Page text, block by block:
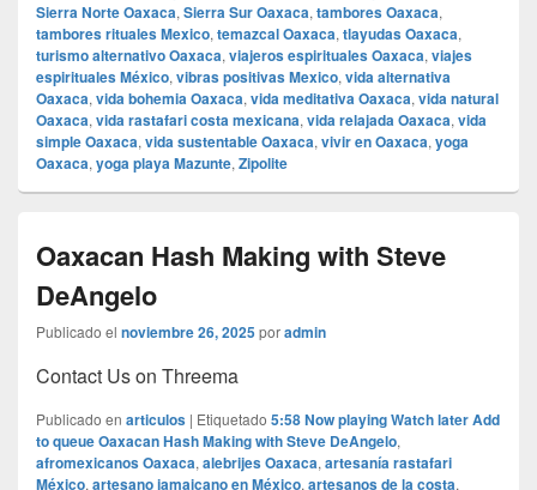
Sierra Norte Oaxaca, Sierra Sur Oaxaca, tambores Oaxaca,
tambores rituales Mexico, temazcal Oaxaca, tlayudas Oaxaca,
turismo alternativo Oaxaca, viajeros espirituales Oaxaca, viajes
espirituales México, vibras positivas Mexico, vida alternativa
Oaxaca, vida bohemia Oaxaca, vida meditativa Oaxaca, vida natural
Oaxaca, vida rastafari costa mexicana, vida relajada Oaxaca, vida
simple Oaxaca, vida sustentable Oaxaca, vivir en Oaxaca, yoga
Oaxaca, yoga playa Mazunte, Zipolite
Oaxacan Hash Making with Steve
DeAngelo
Publicado el noviembre 26, 2025poradmin
Contact Us on Threema
Publicado en articulos | Etiquetado 5:58 Now playing Watch later Add
to queue Oaxacan Hash Making with Steve DeAngelo,
afromexicanos Oaxaca, alebrijes Oaxaca, artesanía rastafari
México, artesano jamaicano en México, artesanos de la costa,